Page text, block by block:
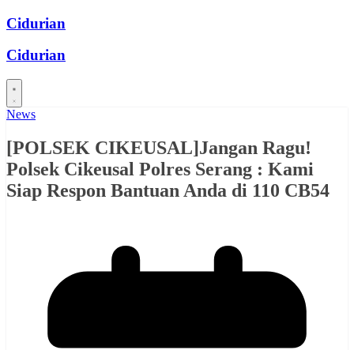
Skip
content
Cidurian
Cidurian
News
[POLSEK CIKEUSAL]Jangan Ragu!
Polsek Cikeusal Polres Serang : Kami
Siap Respon Bantuan Anda di 110 CB54